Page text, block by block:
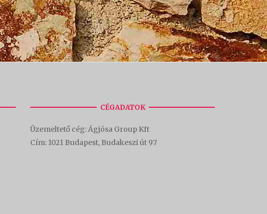
CÉGADATOK
Üzemeltető cég: Ágjósa Group Kft
Cím: 1021 Budapest, Budakeszi út 97